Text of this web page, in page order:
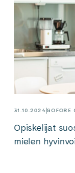
31.10.2024 GOFORE
Opiskelijat
mielen